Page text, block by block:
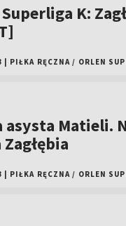
Superliga K:
PIŁKA RĘCZNA / ORLEN
asysta Matieli.
PIŁKA RĘCZNA / ORLEN